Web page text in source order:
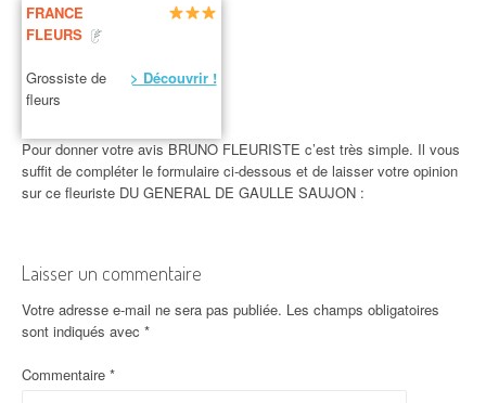
FRANCE
FLEURS
Grossiste de
fleurs
> Découvrir !
Pour donner votre avis BRUNO FLEURISTE c’est très simple. Il vous
suffit de compléter le formulaire ci-dessous et de laisser votre opinion
sur ce fleuriste DU GENERAL DE GAULLE SAUJON :
Laisser un commentaire
Votre adresse e-mail ne sera pas publiée. Les champs obligatoires
sont indiqués avec *
Commentaire *